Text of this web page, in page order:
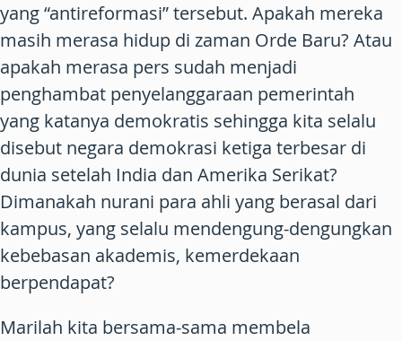
yang “antireformasi” tersebut. Apakah mereka
masih merasa hidup di zaman Orde Baru? Atau
apakah merasa pers sudah menjadi
penghambat penyelanggaraan pemerintah
yang katanya demokratis sehingga kita selalu
disebut negara demokrasi ketiga terbesar di
dunia setelah India dan Amerika Serikat?
Dimanakah nurani para ahli yang berasal dari
kampus, yang selalu mendengung-dengungkan
kebebasan akademis, kemerdekaan
berpendapat?
Marilah kita bersama-sama membela